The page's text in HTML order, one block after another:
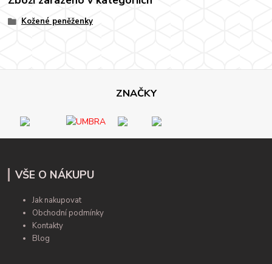
Kožené peněženky
ZNAČKY
VŠE O NÁKUPU
Jak nakupovat
Obchodní podmínky
Kontakty
Blog